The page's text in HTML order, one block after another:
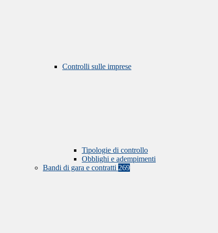
Controlli sulle imprese
Tipologie di controllo
Obblighi e adempimenti
Bandi di gara e contratti 269